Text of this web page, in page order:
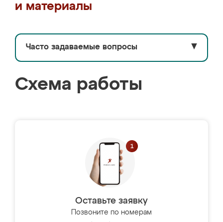
и материалы
Часто задаваемые вопросы ▼
Схема работы
Оставьте заявку
Позвоните по номерам